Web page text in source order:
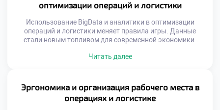
технологии и инфраструктуру. Конкуренция заставляет
оптимизации операций и логистики
Использование BigData и аналитики в оптимизации
операций и логистики меняет правила игры. Данные
стали новым топливом для современной экономики.
расчетам. Решения принимаются на основе фактов, а не
инструментами работы с информацией. Аналитическая
грамотность является базовой компетенцией
специалиста. Будущее отрасли […]
Читать далее
Эргономика и организация рабочего места в
операциях и логистике